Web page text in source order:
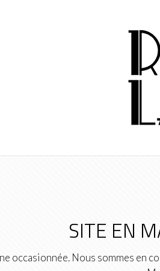
SITE EN
occasionnée. Nous sommes